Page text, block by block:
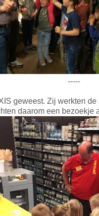
-----
geweest. Zij werkten
daarom een bezoekje